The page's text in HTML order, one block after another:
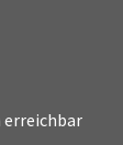
erreichbar